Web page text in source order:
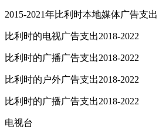
2015-2021年比利时本地媒体广告支出
比利时的电视广告支出2018-2022
比利时的广播广告支出2018-2022
比利时的户外广告支出2018-2022
比利时的广播广告支出2018-2022
电视台